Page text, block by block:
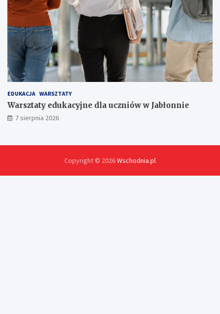
EDUKACJA WARSZTATY
Warsztaty edukacyjne dla uczniów w Jabłonnie
7 sierpnia 2026
Copyright © 2026Wschodnia.pl